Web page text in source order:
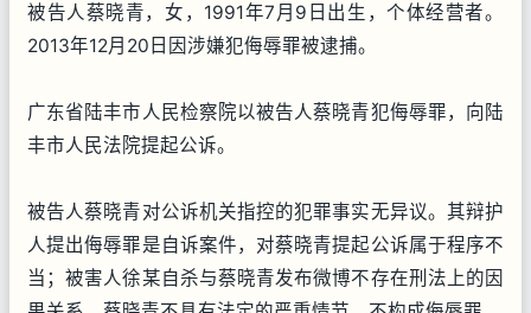
被告人蔡晓青，女，1991年7月9日出生，个体经营者。
2013年12月20日因涉嫌犯侮辱罪被逮捕。
广东省陆丰市人民检察院以被告人蔡晓青犯侮辱罪，向陆
丰市人民法院提起公诉。
被告人蔡晓青对公诉机关指控的犯罪事实无异议。其辩护
人提出侮辱罪是自诉案件，对蔡晓青提起公诉属于程序不
当；被害人徐某自杀与蔡晓青发布微博不存在刑法上的因